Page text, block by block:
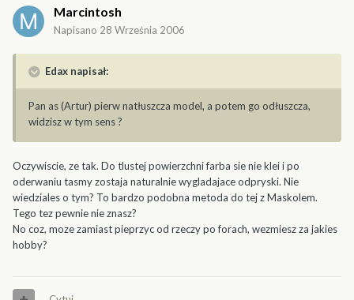
Marcintosh
Napisano 28 Września 2006
Edax napisał:
Pan as (Artur) pierw natłuszcza model, a potem go odłuszcza,
widzisz w tym sens ?
Oczywiscie, ze tak. Do tlustej powierzchni farba sie nie klei i po
oderwaniu tasmy zostaja naturalnie wygladajace odpryski. Nie
wiedziales o tym? To bardzo podobna metoda do tej z Maskolem.
Tego tez pewnie nie znasz?
No coz, moze zamiast pieprzyc od rzeczy po forach, wezmiesz za jakies
hobby?